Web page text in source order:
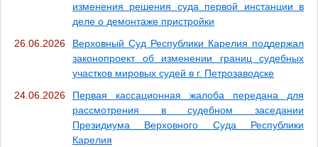
изменения решения суда первой инстанции в
деле о демонтаже пристройки
26.06.2026
Верховный Суд Республики Карелия поддержал
законопроект об изменении границ судебных
участков мировых судей в г. Петрозаводске
24.06.2026
Первая кассационная жалоба передана для
рассмотрения в судебном заседании
Президиума Верховного Суда Республики
Карелия